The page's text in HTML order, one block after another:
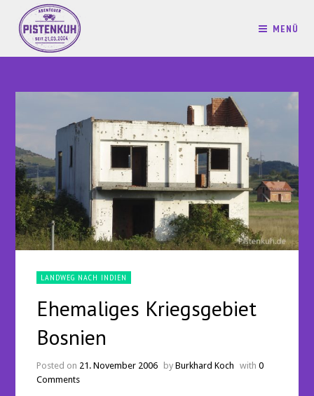
MENÜ
LANDWEG NACH INDIEN
Ehemaliges Kriegsgebiet
Bosnien
Posted on 21. November 2006 byBurkhard Koch with0
Comments